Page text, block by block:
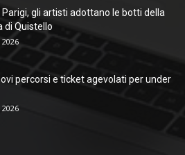
Parigi, gli artisti adottano le botti della
di Quistello
percorsi e ticket agevolati per under